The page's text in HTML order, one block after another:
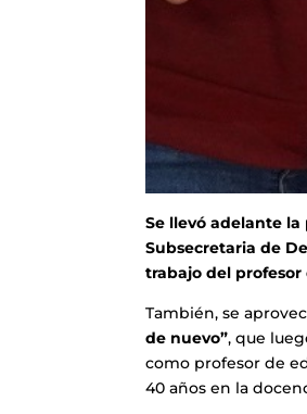
Se llevó adelante
Subsecretaria de
trabajo del
También, se
de nuevo”, que
como profesor de
40 años en la